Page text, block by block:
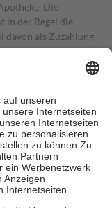
Die
in der Regel die
davon als Zuzahlung
in Höhe von zehn
als die tatsächlichen
Apotheken.
beträgt die
Euro je
eigene Gesundheit zu
zu unterstützen,